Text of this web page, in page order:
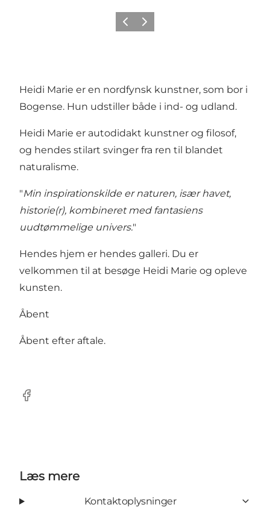
Forrige billede
Næste billede
Heidi Marie er en nordfynsk kunstner, som bor i
Bogense. Hun udstiller både i ind- og udland.
Heidi Marie er autodidakt kunstner og filosof,
og hendes stilart svinger fra ren til blandet
naturalisme.
"Min inspirationskilde er naturen, især havet,
historie(r), kombineret med fantasiens
uudtømmelige univers."
Hendes hjem er hendes galleri. Du er
velkommen til at besøge Heidi Marie og opleve
kunsten.
Åbent
Åbent efter aftale.
Facebook
Læs mere
Kontaktoplysninger